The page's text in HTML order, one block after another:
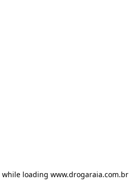
while loading www.drogaraia.com.br